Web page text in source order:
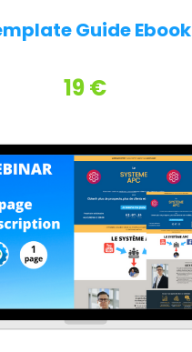
Guide Ebook
19 €